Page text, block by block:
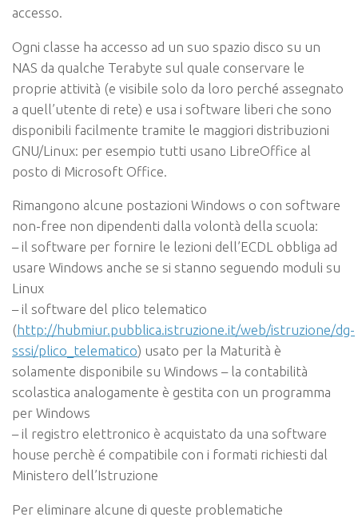
accesso.
Ogni classe ha accesso ad un suo spazio disco su un
NAS da qualche Terabyte sul quale conservare le
proprie attività (e visibile solo da loro perché assegnato
a quell’utente di rete) e usa i software liberi che sono
disponibili facilmente tramite le maggiori distribuzioni
GNU/Linux: per esempio tutti usano LibreOffice al
posto di Microsoft Office.
Rimangono alcune postazioni Windows o con software
non-free non dipendenti dalla volontà della scuola:
– il software per fornire le lezioni dell’ECDL obbliga ad
usare Windows anche se si stanno seguendo moduli su
Linux
– il software del plico telematico
(http://hubmiur.pubblica.istruzione.it/web/istruzione/dg-
sssi/plico_telematico) usato per la Maturità è
solamente disponibile su Windows – la contabilità
scolastica analogamente è gestita con un programma
per Windows
– il registro elettronico è acquistato da una software
house perchè é compatibile con i formati richiesti dal
Ministero dell’Istruzione
Per eliminare alcune di queste problematiche